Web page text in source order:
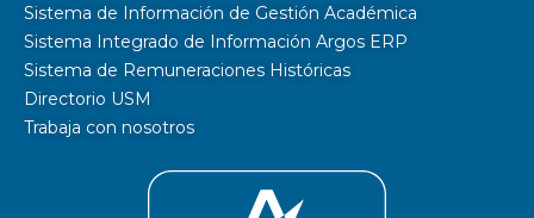
Sistema de Información de Gestión Académica
Sistema Integrado de Información Argos ERP
Sistema de Remuneraciones Históricas
Directorio USM
Trabaja con nosotros